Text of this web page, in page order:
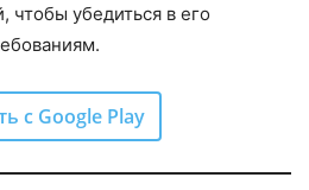
чтобы убедиться в его
с Google Play